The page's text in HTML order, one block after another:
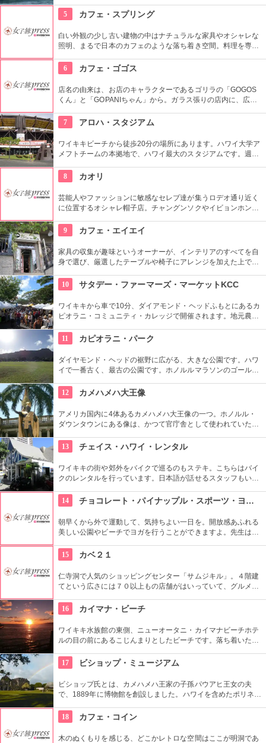
心者の方も基本動作からきちんと学んで、いざ海へ！
5 カフェ・スプリング
白い外観の少し古い建物の中はナチュラルな家具やオシャレな
照明、まるで日本のカフェのような落ち着き空間。料理を専門
どれもほっとする味わいのものばかり。
6 カフェ・ゴゴス
店名の由来は、お店のキャラクターであるゴリラの「GOGOS
くん」と「GOPANIちゃん」から。ガラス張りの店内に、広々
や生のフルーツを使ったミックスジュースなど、ヘルシーで満
足なメニューが豊富なので、友達や家族、恋人と楽しい時間を
過ごせます。
7 アロハ・スタジアム
ワイキキビーチから徒歩20分の場所にあります。ハワイ大学ア
メフトチームの本拠地で、ハワイ最大のスタジアムです。週3
います。400以上もの地元のお店が出店し、大盛り上がり。お
宝を見つけてみませんか。
8 カオリ
芸能人やファッションに敏感なセレブ達が集うロデオ通り近く
に位置するオシャレ帽子店。チャングンソクやイビョンホンな
物も。１つ１つ丁寧にこだわって作られているので丈夫で長持
ち。自分へのお土産にも最適。
9 カフェ・エイエイ
家具の収集が趣味というオーナーが、インテリアのすべてを自
身で選び、厳選したテーブルや椅子にアレンジを加えた上で店
併設しています。そんな広くオシャレな店内ではコーヒーやス
イーツ、サンドイッチなども頂けます。
10 サタデー・ファーマーズ・マーケットKCC
ワイキキから車で10分、ダイアモンド・ヘッドふもとにあるカ
ピオラニ・コミュニティ・カレッジで開催されます。地元農家
食べたくなっちゃいそう。ロコも観光客も多く集まる人気の朝
市なので、売り切れが発生するかも。なるべく早い時間に行っ
てみよう。
11 カピオラニ・パーク
ダイヤモンド・ヘッドの裾野に広がる、大きな公園です。ハワ
イで一番古く、最古の公園です。ホノルルマラソンのゴール地
て、クイーン・カピオラニの名前が冠せられました。
12 カメハメハ大王像
アメリカ国内に4体あるカメハメハ大王像の一つ。ホノルル・
ダウンタウンにある像は、かつて官庁舎として使われていた建
がモデルではなく、イケメンだった友人がモデルになったそ
う。
13 チェイス・ハワイ・レンタル
ワイキキの街や郊外をバイクで巡るのもステキ。こちらはバイ
クのレンタルを行っています。日本語が話せるスタッフもいる
のレンタルでも有名ですよ。
14 チョコレート・パイナップル・スポーツ・ヨガ・スタジオ
朝早くから外で運動して、気持ちよい一日を。開放感あふれる
美しい公園やビーチでヨガを行うことができますよ。先生は日
芝生エリアで無料のヨガレッスンも行っているので、初心者は
コチラもぜひ。
15 カベ２１
仁寺洞で人気のショッピングセンター「サムジキル」。４階建
てという広さには７０以上もの店舗がはいっていて、グルメや
では螺細製品や乗り下など、韓国の伝統工芸品を取り扱い、お
気に入りの１つが見つかるはず。
16 カイマナ・ビーチ
ワイキキ水族館の東側、ニューオータニ・カイマナビーチホテ
ルの目の前にあるこじんまりとしたビーチです。落ち着いた雰
すぐ横には終戦記念プールもあります。
17 ビショップ・ミュージアム
ビショップ氏とは、カメハメハ王家の子孫パウアヒ王女の夫
で、1889年に博物館を創設しました。ハワイを含めたポリネシ
や中の吹き抜け、インテリアも見ごたえあります。
18 カフェ・コイン
木のぬくもりを感じる、どこかレトロな空間はここが明洞であ